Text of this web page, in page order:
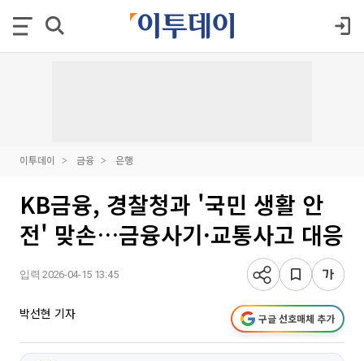
이투데이 금융 은행
KB금융, 경찰청과 '국민 생활 안
전' 맞손…금융사기·교통사고 대응
입력 2026-04-15 13:45
박선현 기자 구글 선호매체 추가